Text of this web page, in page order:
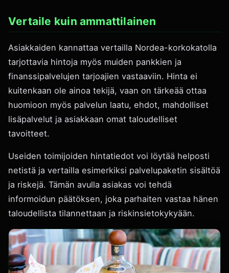
Vertaile kuin ammattilainen
Asiakkaiden kannattaa vertailla Nordea-korkokatolla
tarjottavia hintoja myös muiden pankkien ja
finanssipalvelujen tarjoajien vastaaviin. Hinta ei
kuitenkaan ole ainoa tekijä, vaan on tärkeää ottaa
huomioon myös palvelun laatu, ehdot, mahdolliset
lisäpalvelut ja asiakkaan omat taloudelliset
tavoitteet.
Useiden toimijoiden hintatiedot voi löytää helposti
netistä ja vertailla esimerkiksi palvelupaketin sisältöä
ja riskejä. Tämän avulla asiakas voi tehdä
informoidun päätöksen, joka parhaiten vastaa hänen
taloudellista tilannettaan ja riskinsietokykyään.